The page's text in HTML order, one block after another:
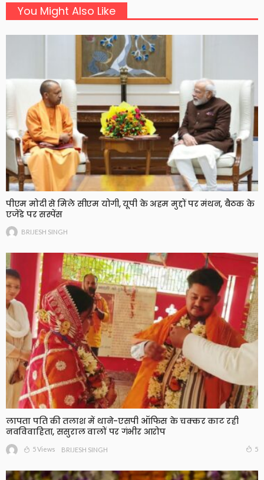
You Might Also Like
पीएम मोदी से मिले सीएम योगी, यूपी के अहम मुद्दों पर मंथन, बैठक के
एजेंडे पर सस्पेंस
BRIJESH SINGH
लापता पति की तलाश में थाने-एसपी ऑफिस के चक्कर काट रही
नवविवाहिता, ससुराल वालों पर गंभीर आरोप
5 Views BRIJESH SINGH 5